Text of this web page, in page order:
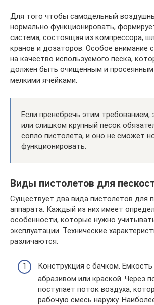
Для того чтобы самодельный
нормально функционировать,
система, состоящая из компрессора,
кранов и дозаторов. Особое внимание
на качество используемого песка,
должен быть очищенным и просеянным
мелкими ячейками.
Если пренебречь этим требованием,
или слишком крупный песок
сопло пистолета, и оно не сможет
функционировать.
Виды пистолетов для
Существует два вида пистолетов для
аппарата. Каждый из них имеет
особенности, которые нужно
эксплуатации. Технические
различаются:
Конструкция с бачком. Емкость
абразивом или краской. Через
поступает поток воздуха,
рабочую смесь наружу.